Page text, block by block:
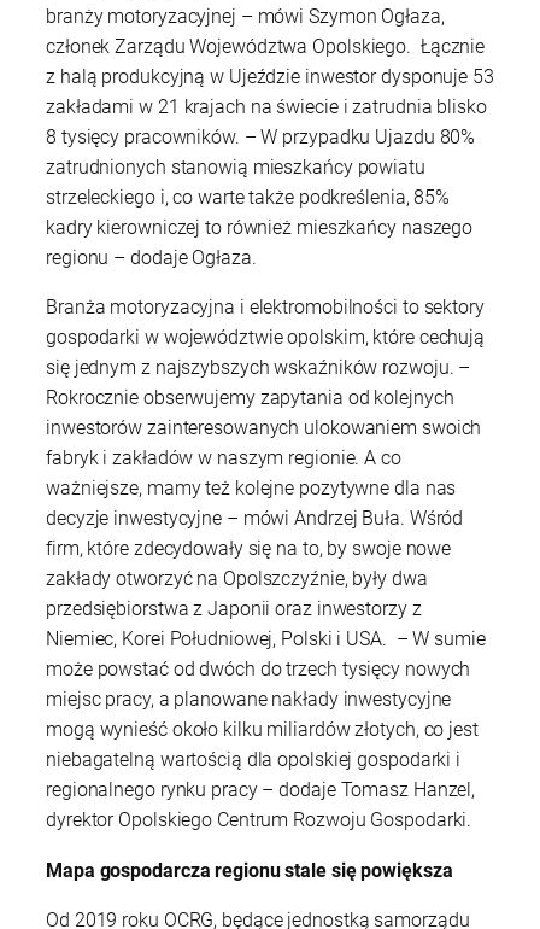
branży motoryzacyjnej – mówi Szymon Ogłaza,
członek Zarządu Województwa Opolskiego. Łącznie
z halą produkcyjną w Ujeździe inwestor dysponuje 53
zakładami w 21 krajach na świecie i zatrudnia blisko
8 tysięcy pracowników. – W przypadku Ujazdu 80%
zatrudnionych stanowią mieszkańcy powiatu
strzeleckiego i, co warte także podkreślenia, 85%
kadry kierowniczej to również mieszkańcy naszego
regionu – dodaje Ogłaza.
Branża motoryzacyjna i elektromobilności to sektory
gospodarki w województwie opolskim, które cechują
się jednym z najszybszych wskaźników rozwoju. –
Rokrocznie obserwujemy zapytania od kolejnych
inwestorów zainteresowanych ulokowaniem swoich
fabryk i zakładów w naszym regionie. A co
ważniejsze, mamy też kolejne pozytywne dla nas
decyzje inwestycyjne – mówi Andrzej Buła. Wśród
firm, które zdecydowały się na to, by swoje nowe
zakłady otworzyć na Opolszczyźnie, były dwa
przedsiębiorstwa z Japonii oraz inwestorzy z
Niemiec, Korei Południowej, Polski i USA. – W sumie
może powstać od dwóch do trzech tysięcy nowych
miejsc pracy, a planowane nakłady inwestycyjne
mogą wynieść około kilku miliardów złotych, co jest
niebagatelną wartością dla opolskiej gospodarki i
regionalnego rynku pracy – dodaje Tomasz Hanzel,
dyrektor Opolskiego Centrum Rozwoju Gospodarki.
Mapa gospodarcza regionu stale się powiększa
Od 2019 roku OCRG, będące jednostką samorządu